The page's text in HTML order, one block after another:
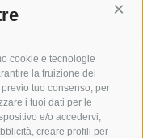
cookie e tecnologie
la fruizione dei
tuo consenso, per
i tuoi dati per le
e/o accedervi,
creare profili per
arresto